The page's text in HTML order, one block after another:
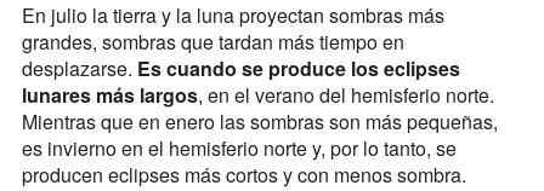
En julio la tierra y la luna proyectan sombras más
grandes, sombras que tardan más tiempo en
desplazarse. Es cuando se produce los eclipses
lunares más largos, en el verano del hemisferio norte.
Mientras que en enero las sombras son más pequeñas,
es invierno en el hemisferio norte y, por lo tanto, se
producen eclipses más cortos y con menos sombra.